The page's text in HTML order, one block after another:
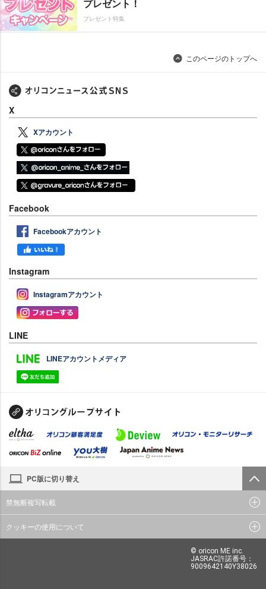
プレゼント！
プレゼント特集
このページのトップへ
X
Xアカウント
Facebook
Facebookアカウント
Instagram
Instagramアカウント
LINE
LINEアカウントメディア
PC版に切り替え
禁無断複写転載
クッキーの使用について
© oricon ME inc.
JASRAC許諾番号：
9009642140Y38026